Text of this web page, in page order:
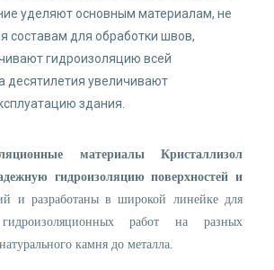
уделяют основным материалам, не
составам для обработки швов,
гидроизоляцию всей
десятилетия увеличивают
здания.
материалы Кристаллизoл
гидроизоляцию поверхностей и
и разработаны в широкой линейке для
работ на разных
камня до металла.